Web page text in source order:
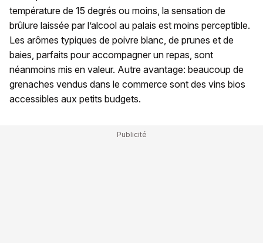
température de 15 degrés ou moins, la sensation de
brûlure laissée par l’alcool au palais est moins perceptible.
Les arômes typiques de poivre blanc, de prunes et de
baies, parfaits pour accompagner un repas, sont
néanmoins mis en valeur. Autre avantage: beaucoup de
grenaches vendus dans le commerce sont des vins bios
accessibles aux petits budgets.